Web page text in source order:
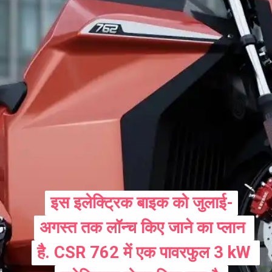
इस इलेक्ट्रिक बाइक को जुलाई-
अगस्त तक लॉन्च किए जाने का प्लान
है. CSR 762 में एक पावरफुल 3 kW
इस इलेक्ट्रिक बाइक को जुलाई-
अगस्त तक लॉन्च किए जाने का प्लान
है. CSR 762 में एक पावरफुल 3 kW